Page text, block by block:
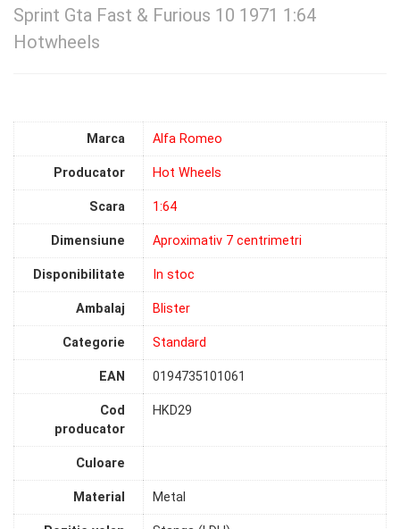
Sprint Gta Fast & Furious 10 1971 1:64
Hotwheels
Marca Alfa Romeo
Producator Hot Wheels
Scara 1:64
Dimensiune Aproximativ 7 centrimetri
Disponibilitate In stoc
Ambalaj Blister
Categorie Standard
EAN 0194735101061
Cod
producator
HKD29
Culoare
Material Metal